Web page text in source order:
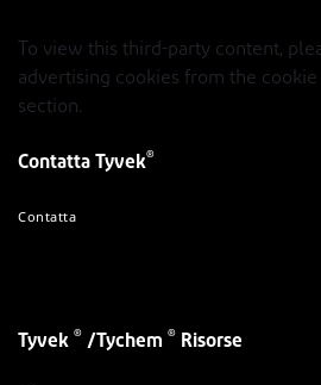
To view this third-party content,
advertising cookies from the
section.
Contatta Tyvek®
Contatta
Tyvek ® /Tychem ® Risorse